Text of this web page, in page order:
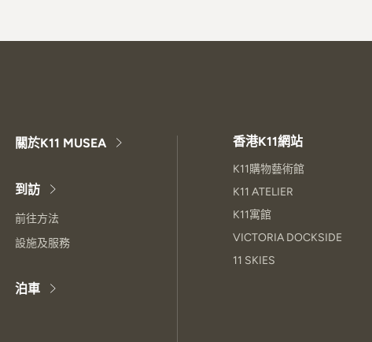
關於K11 MUSEA
到訪
前往方法
設施及服務
泊車
香港K11網站
K11購物藝術館
K11 ATELIER
K11寓館
VICTORIA DOCKSIDE
11 SKIES